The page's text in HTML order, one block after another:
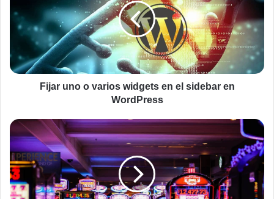
widgets
en
sidebar
en
WordPressFijar uno o varios widgets en el sidebar en
WordPress
¿Por
qué
Starburst
es
una
de